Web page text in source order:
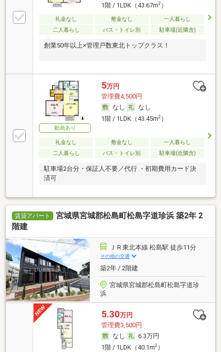
1階 / 1LDK（43.67m2）
礼金なし 敷金なし
一人暮らし
二人暮らし
バス・トイレ別 駐車場(近隣含)
創業50年以上×管理戸数東北トップクラス！
動画あり
5万円
管理費4,500円
なし
なし
1階 / 1LDK（43.45m2）
礼金なし 敷金なし
一人暮らし
二人暮らし
バス・トイレ別 駐車場(近隣含)
駐車場2台分・保証人不要／代行 ・初期費用カード決
済可
賃貸アパート
宮城県宮城郡松島町松島字道珍浜 築2年 2
階建
ＪＲ東北本線 松島駅 徒歩11分
その他の交通
築2年 / 2階建
宮城県宮城郡松島町松島字道珍
浜
5.30万円
管理費3,500円
なし
6.3万円
1階 / 1LDK（40.1m2）